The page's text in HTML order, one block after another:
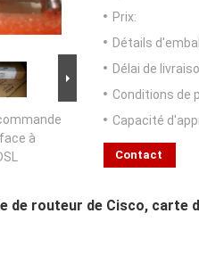
à
Prix:
Détails
Délai de
Conditions de
Capacité
Contact
de routeur de Cisco, carte